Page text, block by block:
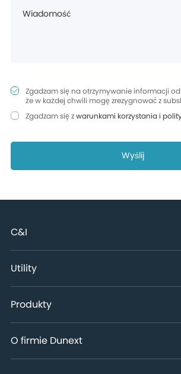
Wiadomość
Zgadzam się na otrzymywanie informacji od
że w każdej chwili mogę zrezygnować z
Zgadzam się z warunkami korzystania i
Wyślij
C&I
Utility
Produkty
O firmie Dunext